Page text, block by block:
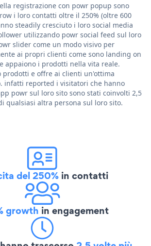
registrazione con powr popup sono
i loro contatti oltre il 250% (oltre 600
steadily cresciuto i loro social media
utilizzando powr social feed sul loro
slider come un modo visivo per
ai propri clienti come sono landing on
appaiono i prodotti nella vita reale.
prodotti e offre ai clienti un'ottima
infatti reported i visitatori che hanno
powr sul loro sito sono stati coinvolti 2,5
qualsiasi altra persona sul loro sito.
del 250% in contatti
growth in engagement